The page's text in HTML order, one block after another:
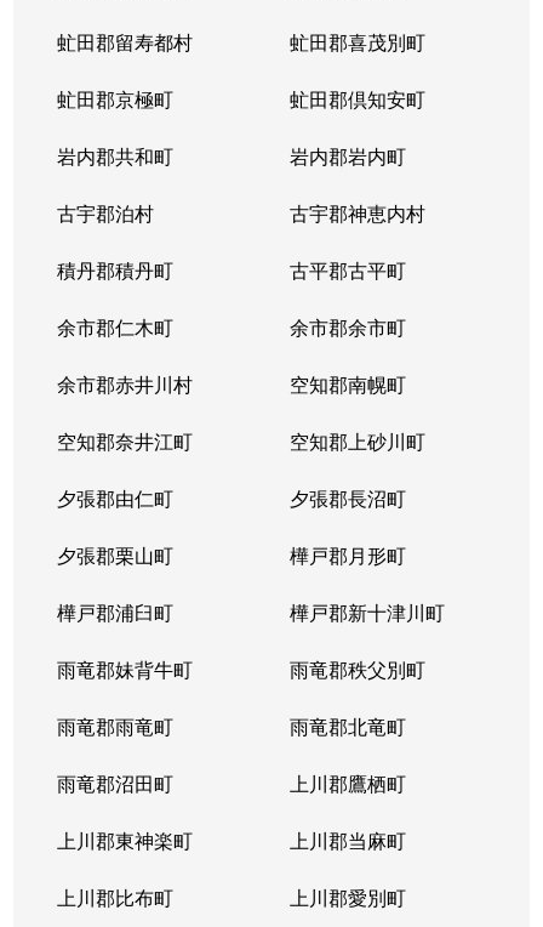
虻田郡留寿都村 虻田郡喜茂別町
虻田郡京極町 虻田郡倶知安町
岩内郡共和町 岩内郡岩内町
古宇郡泊村 古宇郡神恵内村
積丹郡積丹町 古平郡古平町
余市郡仁木町 余市郡余市町
余市郡赤井川村 空知郡南幌町
空知郡奈井江町 空知郡上砂川町
夕張郡由仁町 夕張郡長沼町
夕張郡栗山町 樺戸郡月形町
樺戸郡浦臼町 樺戸郡新十津川町
雨竜郡妹背牛町 雨竜郡秩父別町
雨竜郡雨竜町 雨竜郡北竜町
雨竜郡沼田町 上川郡鷹栖町
上川郡東神楽町 上川郡当麻町
上川郡比布町 上川郡愛別町